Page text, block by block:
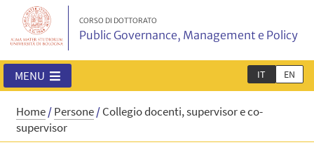
CORSO DI DOTTORATO
Public Governance, Management e Policy
IT EN
MENU
Home/Persone/Collegio docenti, supervisor e co-
supervisor